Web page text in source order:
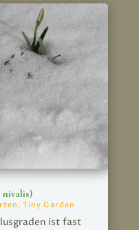
nivalis)
, Tiny Garden
ist fast